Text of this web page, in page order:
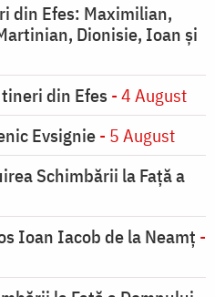
din Efes: Maximilian,
Dionisie, Ioan şi
din Efes - 4 August
Evsignie- 5 August
Schimbării la Faţă a
Ioan Iacob de la Neamț -